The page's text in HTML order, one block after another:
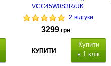
VCC45W0S3R/UK
2 відгуки
3299 грн
КУПИТИ
Купити
в 1 клік